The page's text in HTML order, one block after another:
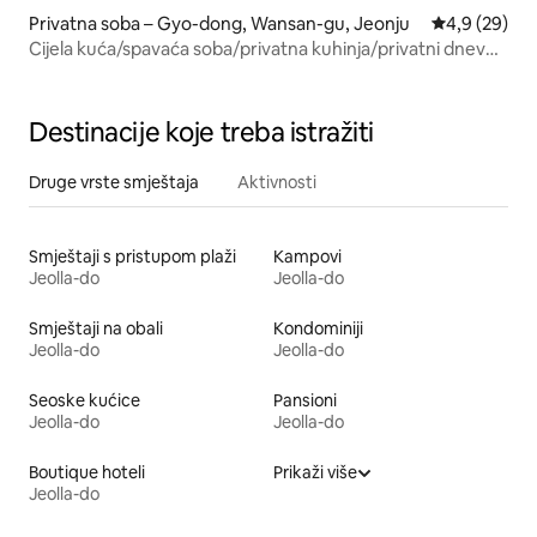
Privatna soba – Gyo-dong, Wansan-gu, Jeonju Prosječna
4,9 (29)
Cijela kuća/spavaća soba/privatna kuhinja/privatni dnevni
Destinacije koje treba istražiti
Druge vrste smještaja Aktivnosti
Smještaji s pristupom plaži
Jeolla-do
Kampovi
Jeolla-do
Smještaji na obali
Jeolla-do
Kondominiji
Jeolla-do
Seoske kućice
Jeolla-do
Pansioni
Jeolla-do
Boutique hoteli
Jeolla-do
Prikaži više